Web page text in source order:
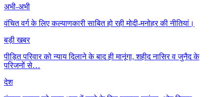
अभी-अभी
वंचित वर्ग के लिए कल्याणकारी साबित हो रही मोदी-मनोहर की नीतियां।
बड़ी खबर
पीड़ित परिवार को न्याय दिलाने के बाद ही मानूंगा, शहीद नासिर व जुनैद के
परिजनों से…
देश